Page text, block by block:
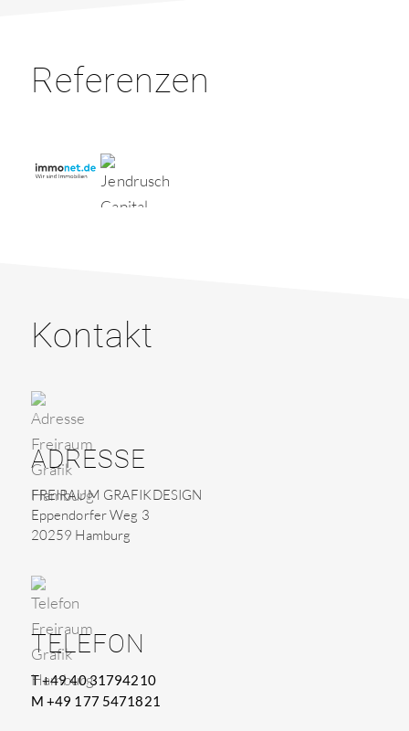
Referenzen
Kontakt
ADRESSE
FREIRAUM GRAFIKDESIGN
Eppendorfer Weg 3
20259 Hamburg
TELEFON
T +49 40 31794210
M +49 177 5471821